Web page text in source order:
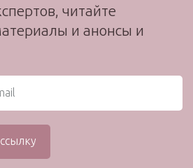
читайте
и анонсы и